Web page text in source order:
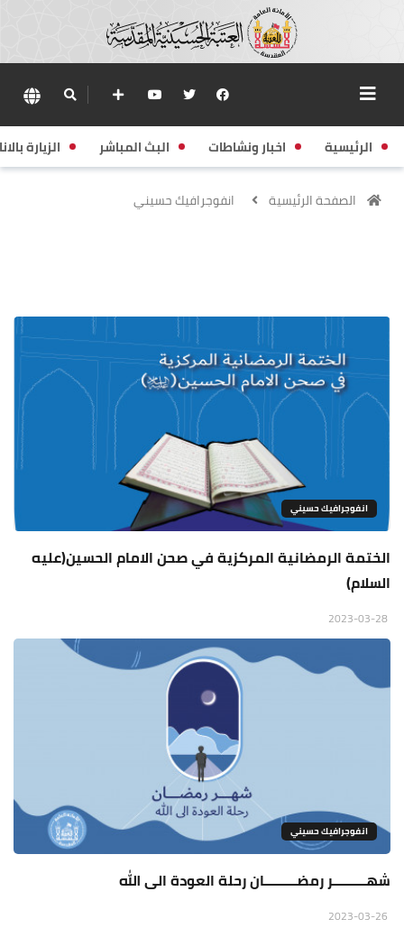
الرئيسية اخبار ونشاطات البث المباشر الزيارة
الصفحة الرئيسية انفوجرافيك حسيني
انفوجرافيك حسيني
الختمة الرمضانية المركزية في صحن الامام الحسين(عليه
السلام)
انفوجرافيك حسيني
شهـــــــــر رمضـــــــــان رحلة العودة الى الله